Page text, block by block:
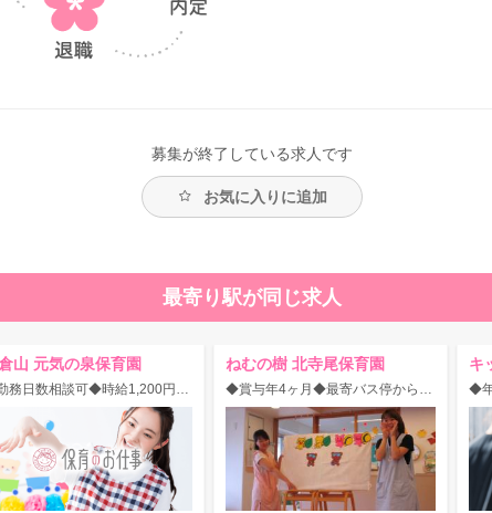
募集が終了している求人です
お気に入りに追加
最寄り駅が同じ求人
山 元気の泉保育園
◆勤務日数相談可◆時給1,200円以上【大倉山駅】定員120名の笑顔あふれる認可保育園♪
ねむの樹 北寺尾保育園
◆賞与年4ヶ月◆最寄バス停から徒歩3分/借上げ社宅制度あり★園児定員44名のアットホームな認可園◎
キ